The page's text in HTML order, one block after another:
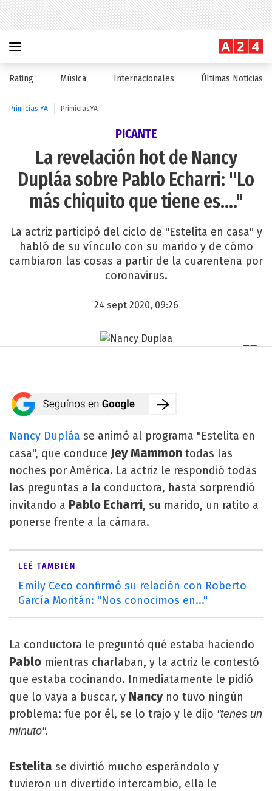
Rating Música Internacionales Últimas Noticias
Primicias YA PrimiciasYA
PICANTE
La revelación hot de Nancy
Dupláa sobre Pablo Echarri: "Lo
más chiquito que tiene es...."
La actriz participó del ciclo de "Estelita en casa" y
habló de su vínculo con su marido y de cómo
cambiaron las cosas a partir de la cuarentena por
coronavirus.
24 sept 2020, 09:26
Nancy Dupláa se animó al programa "Estelita en
casa", que conduce Jey Mammon todas las
noches por América. La actriz le respondió todas
las preguntas a la conductora, hasta sorprendió
invitando a Pablo Echarri, su marido, un ratito a
ponerse frente a la cámara.
LEÉ TAMBIÉN
Emily Ceco confirmó su relación con Roberto
García Moritán: "Nos conocimos en..."
La conductora le preguntó qué estaba haciendo
Pablo mientras charlaban, y la actriz le contestó
que estaba cocinando. Inmediatamente le pidió
que lo vaya a buscar, y Nancy no tuvo ningún
problema: fue por él, se lo trajo y le dijo "tenes un
minuto".
Estelita se divirtió mucho esperándolo y
tuvieron un divertido intercambio, ella le